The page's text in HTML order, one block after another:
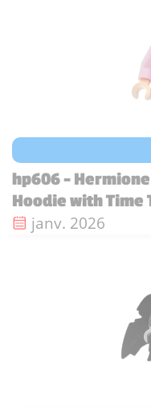
hp606 -
Hoodie with Time
Date de sortie :
janv. 2026